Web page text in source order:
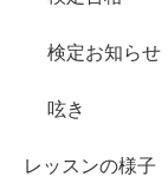
検定お知らせ
呟き
レッスンの様子